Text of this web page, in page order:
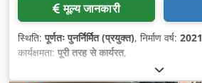
मूल्य जानकारी
स्थिति:पूर्णतः पुनर्निर्मित (प्रयुक्त), निर्माण वर्ष: 2021
कार्यक्षमता: पूरी तरह से कार्यरत,